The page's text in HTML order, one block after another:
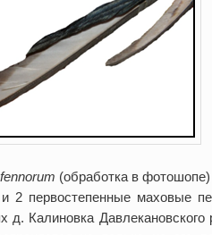
fennorum (обработка в фотошопе)
2 первостепенные маховые
д. Калиновка